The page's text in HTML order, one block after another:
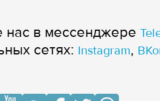
нас в мессенджере
сетях: Instagram,